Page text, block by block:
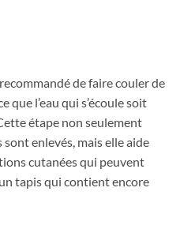
de faire couler de
que l’eau qui s’écoule soit
étape non seulement
enlevés, mais elle aide
cutanées qui peuvent
tapis qui contient encore